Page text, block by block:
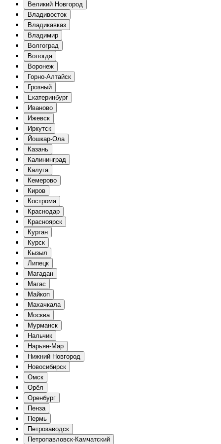
Великий Новгород
Владивосток
Владикавказ
Владимир
Волгоград
Вологда
Воронеж
Горно-Алтайск
Грозный
Екатеринбург
Иваново
Ижевск
Иркутск
Йошкар-Ола
Казань
Калининград
Калуга
Кемерово
Киров
Кострома
Краснодар
Красноярск
Курган
Курск
Кызыл
Липецк
Магадан
Магас
Майкоп
Махачкала
Москва
Мурманск
Нальчик
Нарьян-Мар
Нижний Новгород
Новосибирск
Омск
Орёл
Оренбург
Пенза
Пермь
Петрозаводск
Петропавловск-Камчатский